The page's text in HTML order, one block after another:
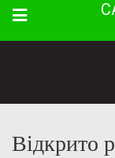
Menu
Відкрито